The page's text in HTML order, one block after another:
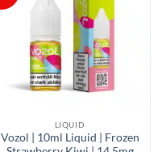
LIQUID
Vozol | 10ml Liquid | Frozen